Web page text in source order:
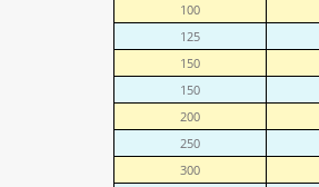
100
125
150
150
200
250
300